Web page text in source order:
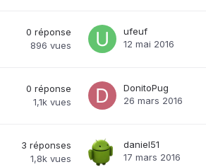
0 réponse
896 vues
ufeuf
12 mai 2016
0 réponse
1,1k vues
DonitoPug
26 mars 2016
3 réponses
1,8k vues
daniel51
17 mars 2016